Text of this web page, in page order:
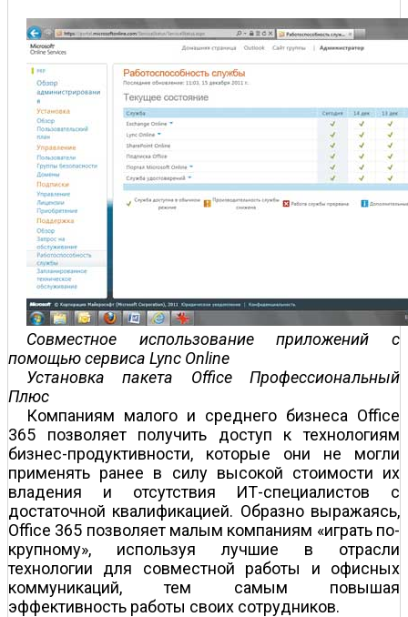
Совместное использование приложений с
помощью сервиса Lync Online
Установка пакета Office Профессиональный
Плюс
Компаниям малого и среднего бизнеса Office
365 позволяет получить доступ к технологиям
бизнес-продуктивности, которые они не могли
применять ранее в силу высокой стоимости их
владения и отсутствия ИТ-специалистов с
достаточной квалификацией. Образно выражаясь,
Office 365 позволяет малым компаниям «играть по-
крупному», используя лучшие в отрасли
технологии для совместной работы и офисных
коммуникаций, тем самым повышая
эффективность работы своих сотрудников.